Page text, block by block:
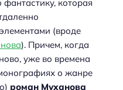
которая
(вроде
). Причем, когда
уже во времена
о жанре
роман Муханова